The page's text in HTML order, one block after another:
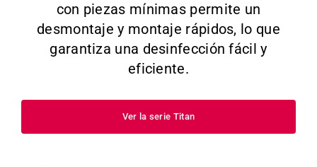
con piezas mínimas permite un
desmontaje y montaje rápidos, lo que
garantiza una desinfección fácil y
eficiente.
Ver la serie Titan